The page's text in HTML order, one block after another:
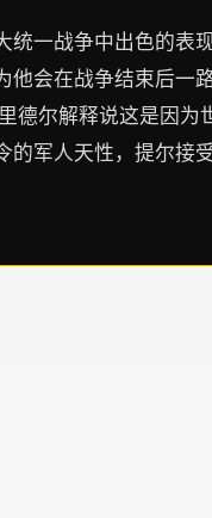
统一战争中出色的表
他会在战争结束后一
德尔解释说这是因
的军人天性，提尔接